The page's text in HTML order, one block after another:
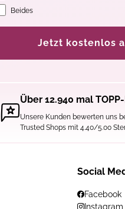
Beides
Jetzt kostenlos
Über 12.940 mal
Unsere Kunden bewerten uns
Trusted Shops mit 4.40/5.00
Social
Facebook
Instagram